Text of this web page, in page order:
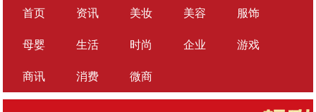
首页 资讯 美妆 美容 服饰
母婴 生活 时尚 企业 游戏
商讯 消费 微商